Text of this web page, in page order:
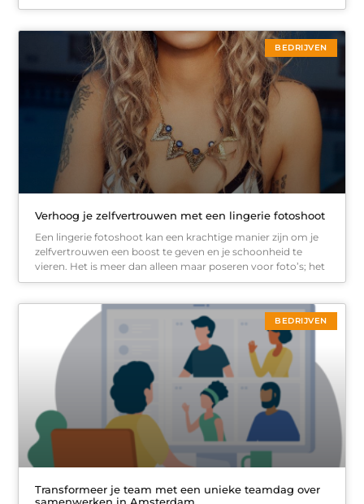
BEDRIJVEN
Verhoog je zelfvertrouwen met een lingerie fotoshoot
Een lingerie fotoshoot kan een krachtige manier zijn om je
zelfvertrouwen een boost te geven en je schoonheid te
vieren. Het is meer dan alleen maar poseren voor foto’s; het
BEDRIJVEN
Transformeer je team met een unieke teamdag over